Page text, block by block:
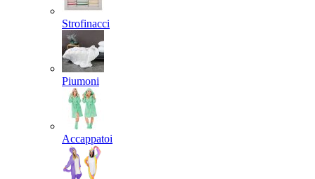
Strofinacci
Piumoni
Accappatoi